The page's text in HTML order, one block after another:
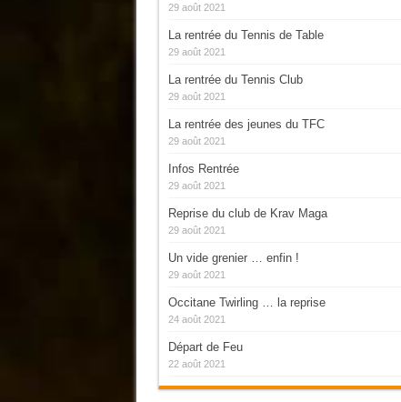
29 août 2021
La rentrée du Tennis de Table
29 août 2021
La rentrée du Tennis Club
29 août 2021
La rentrée des jeunes du TFC
29 août 2021
Infos Rentrée
29 août 2021
Reprise du club de Krav Maga
29 août 2021
Un vide grenier … enfin !
29 août 2021
Occitane Twirling … la reprise
24 août 2021
Départ de Feu
22 août 2021